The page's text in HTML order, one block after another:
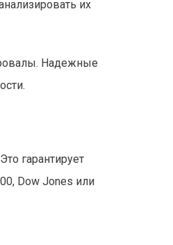
их
Надежные
гарантирует
Dow Jones или